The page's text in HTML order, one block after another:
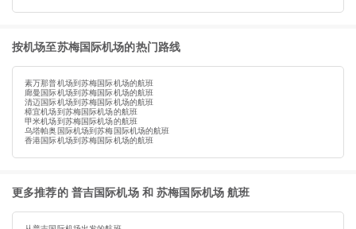
按机场至苏梅国际机场的热门路线
素万那普机场到苏梅国际机场的航班
廊曼国际机场到苏梅国际机场的航班
清迈国际机场到苏梅国际机场的航班
樟宜机场到苏梅国际机场的航班
甲米机场到苏梅国际机场的航班
乌塔帕奥国际机场到苏梅国际机场的航班
香港国际机场到苏梅国际机场的航班
更多推荐的 普吉国际机场 和 苏梅国际机场 航班